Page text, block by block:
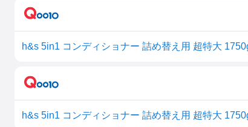
h&s 5in1 コンディショナー 詰め替え用 超特大
h&s 5in1 コンディショナー 詰め替え用 超特大